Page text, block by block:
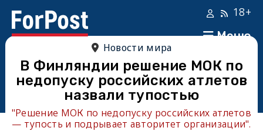
Меню
18+
Новости мира
В Финляндии решение МОК по
недопуску российских атлетов
назвали тупостью
"Решение МОК по недопуску российских атлетов
— тупость и подрывает авторитет организации".